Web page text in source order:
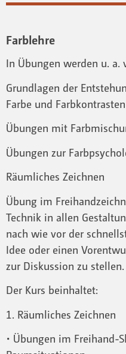
Farblehre
In Übungen werden u. a.
Grundlagen der
Farbe und Farbkontrasten
Übungen mit
Übungen zur
Räumliches Zeichnen
Übung im
Technik in allen
nach wie vor der
Idee oder einen
zur Diskussion zu stellen.
Der Kurs beinhaltet:
1. Räumliches Zeichnen
• Übungen im Freihand-